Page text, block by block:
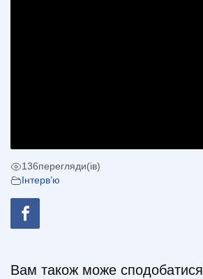
136перегляди(ів)
Інтерв’ю
Вам також може сподобатися